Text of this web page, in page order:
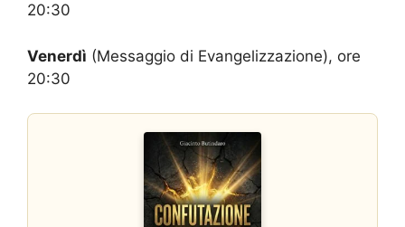
20:30
Venerdì (Messaggio di Evangelizzazione), ore
20:30